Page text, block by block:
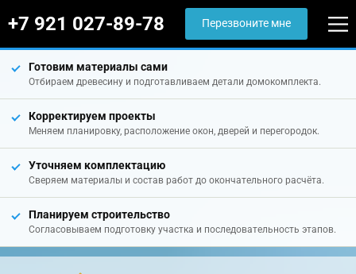
+7 921 027-89-78 Перезвоните мне
Готовим материалы сами
Отбираем древесину и подготавливаем детали домокомплекта.
Корректируем проекты
Меняем планировку, расположение окон, дверей и перегородок.
Уточняем комплектацию
Сверяем материалы и состав работ до окончательного расчёта.
Планируем строительство
Согласовываем подготовку участка и последовательность этапов.